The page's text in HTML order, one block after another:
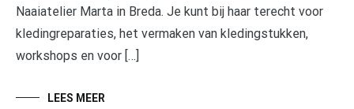
Naaiatelier Marta in Breda. Je kunt bij haar terecht voor
kledingreparaties, het vermaken van kledingstukken,
workshops en voor […]
LEES MEER